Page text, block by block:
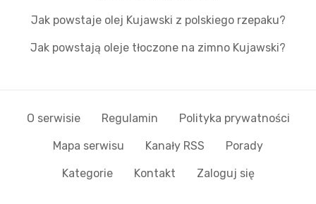
Jak powstaje olej Kujawski z polskiego rzepaku?
Jak powstają oleje tłoczone na zimno Kujawski?
O serwisie Regulamin Polityka prywatności
Mapa serwisu Kanały RSS Porady
Kategorie Kontakt Zaloguj się